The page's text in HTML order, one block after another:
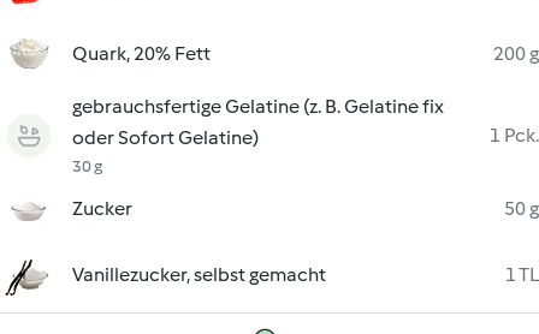
Quark, 20% Fett 200 g
gebrauchsfertige Gelatine (z. B. Gelatine fix
oder Sofort Gelatine)
30 g
1 Pck.
Zucker 50 g
Vanillezucker, selbst gemacht 1 TL